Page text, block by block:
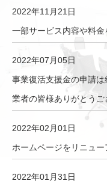
2022年11月21日
一部サービス内容や料金
2022年07月05日
事業復活支援金の申請
業者の皆様ありがとうご
2022年02月01日
ホームページをリニュー
2022年01月31日